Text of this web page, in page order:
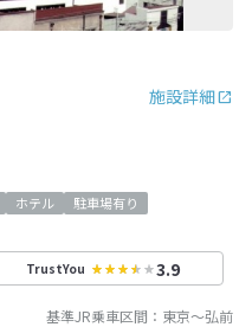
施設詳細
ホテル
駐車場有り
TrustYou 3.9
基準JR乗車区間： 東京～弘前